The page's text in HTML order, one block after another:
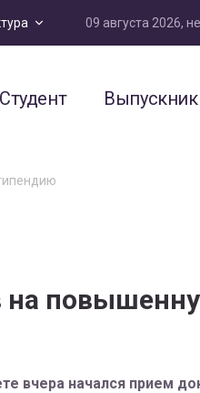
09 августа 2026,
Студент Выпускник
на
вчера начался прием